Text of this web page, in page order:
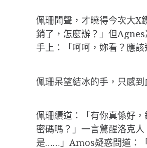
佩珊聞聲，才曉得今次大X
銷了，怎麼辦？」但
手上：「呵呵，妳看？應該
佩珊呆望結冰的手，只感
佩珊續道：「有你真係好
密碼嗎？」一言驚醒洛克
是……」Amos疑惑問道：「